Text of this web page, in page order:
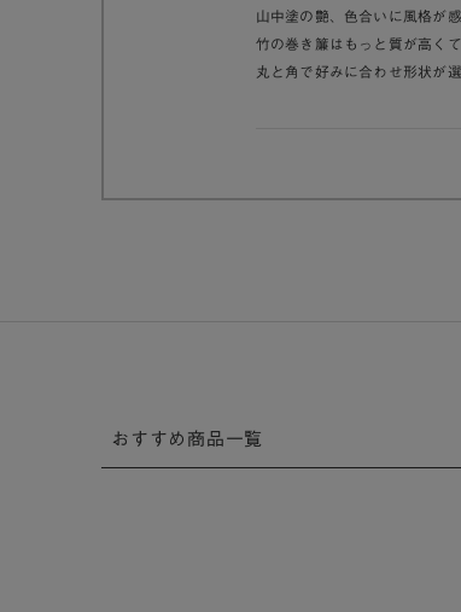
山中塗の艶、色合いに風格が
竹の巻き簾はもっと質が高く
丸と角で好みに合わせ形状が
おすすめ商品一覧